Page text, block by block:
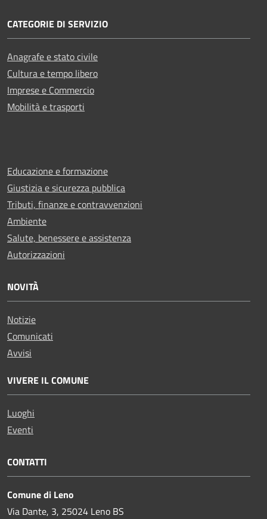
CATEGORIE DI SERVIZIO
Anagrafe e stato civile
Cultura e tempo libero
Imprese e Commercio
Mobilità e trasporti
Educazione e formazione
Giustizia e sicurezza pubblica
Tributi, finanze e contravvenzioni
Ambiente
Salute, benessere e assistenza
Autorizzazioni
NOVITÀ
Notizie
Comunicati
Avvisi
VIVERE IL COMUNE
Luoghi
Eventi
CONTATTI
Comune di Leno
Via Dante, 3, 25024 Leno BS